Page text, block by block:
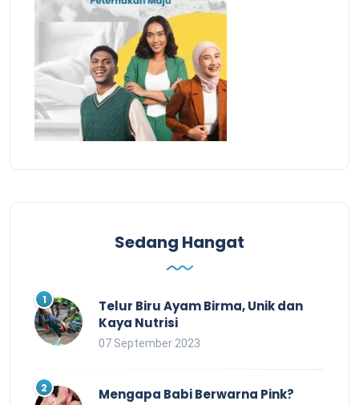
Sedang Hangat
Telur Biru Ayam Birma, Unik dan
Kaya Nutrisi
07 September 2023
Mengapa Babi Berwarna Pink?